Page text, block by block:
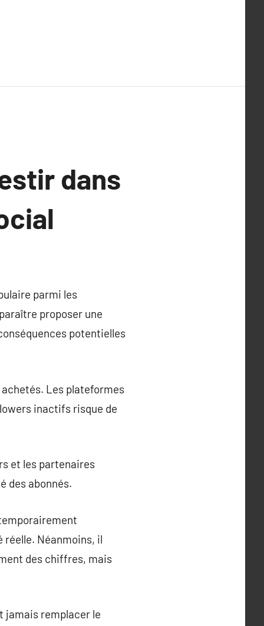
dans
parmi les
proposer une
potentielles
Les plateformes
inactifs risque de
et les partenaires
des abonnés.
réelle. Néanmoins, il
des chiffres, mais
jamais remplacer le